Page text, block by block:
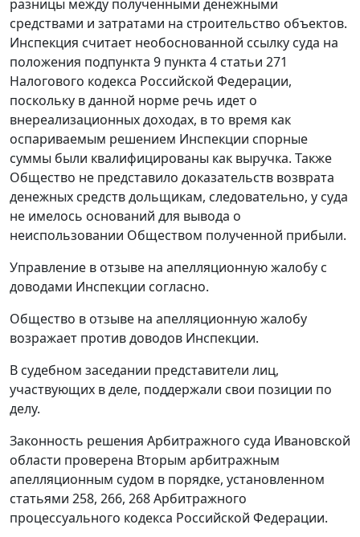
разницы между полученными денежными
средствами и затратами на строительство объектов.
Инспекция считает необоснованной ссылку суда на
положения подпункта 9 пункта 4 статьи 271
Налогового кодекса Российской Федерации,
поскольку в данной норме речь идет о
внереализационных доходах, в то время как
оспариваемым решением Инспекции спорные
суммы были квалифицированы как выручка. Также
Общество не представило доказательств возврата
денежных средств дольщикам, следовательно, у суда
не имелось оснований для вывода о
неиспользовании Обществом полученной прибыли.
Управление в отзыве на апелляционную жалобу с
доводами Инспекции согласно.
Общество в отзыве на апелляционную жалобу
возражает против доводов Инспекции.
В судебном заседании представители лиц,
участвующих в деле, поддержали свои позиции по
делу.
Законность решения Арбитражного суда Ивановской
области проверена Вторым арбитражным
апелляционным судом в порядке, установленном
статьями 258, 266, 268Арбитражного
процессуального кодекса Российской Федерации.